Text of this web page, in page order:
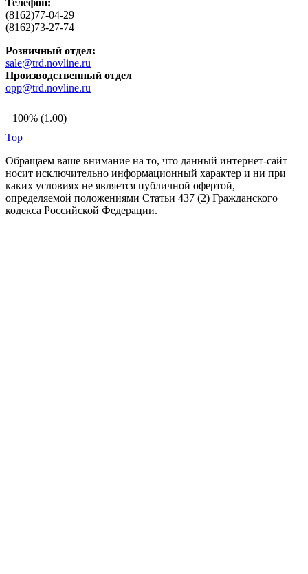
(8162)77-04-29
(8162)73-27-74
Розничный отдел:
sale@trd.novline.ru
Производственный отдел
opp@trd.novline.ru
100% (1.00)
Top
Обращаем ваше внимание на то, что данный интернет-сайт
носит исключительно информационный характер и ни при
каких условиях не является публичной офертой,
определяемой положениями Статьи 437 (2) Гражданского
кодекса Российской Федерации.